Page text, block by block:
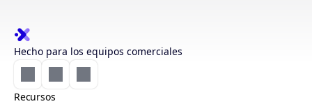
Hecho para los equipos comerciales
Recursos